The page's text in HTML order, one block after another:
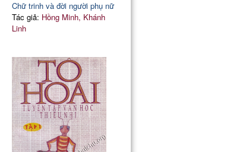
Chữ trinh và đời người phụ nữ
Tác giả: Hồng Minh, Khánh
Linh